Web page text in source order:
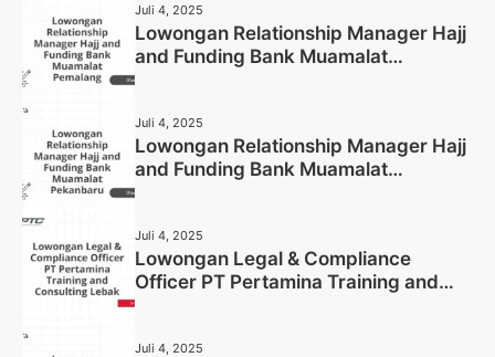
Juli 4, 2025
Lowongan Relationship Manager Hajj
and Funding Bank Muamalat
Juli 4, 2025
Lowongan Relationship Manager Hajj
and Funding Bank Muamalat
Juli 4, 2025
Lowongan Legal & Compliance
Officer PT Pertamina Training and
Juli 4, 2025